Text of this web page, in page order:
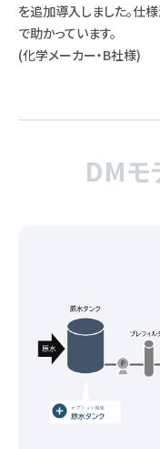
を追加導入しました。仕
で助かっています。
(化学メーカー・B社様)
DMモ